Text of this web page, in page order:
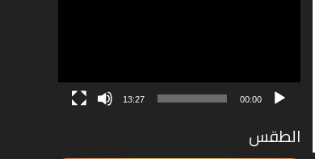
00:00
13:27
الطقس